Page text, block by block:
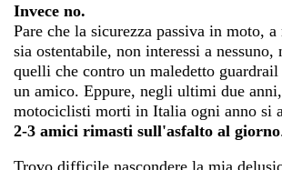
Invece no.
Pare che la sicurezza passiva in moto, a
sia ostentabile, non interessi a nessuno,
quelli che contro un maledetto guardrail
un amico. Eppure, negli ultimi due
motociclisti morti in Italia ogni anno si
2-3 amici rimasti sull'asfalto al giorno